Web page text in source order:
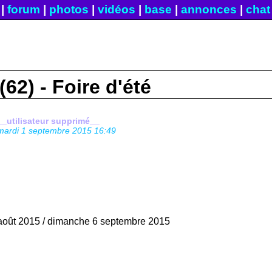
forum photos vidéos base annonces chat|
- Foire d'été
__utilisateur supprimé__
1 septembre 2015 16:49
2015 / dimanche 6 septembre 2015